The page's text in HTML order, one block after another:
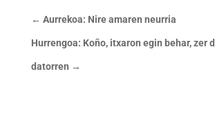
← Aurrekoa: Nire amaren neurria
Hurrengoa: Koño, itxaron egin behar, zer
datorren →